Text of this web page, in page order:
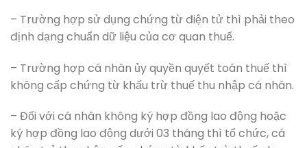
– Trường hợp sử dụng chứng từ điện tử thì phải theo
định dạng chuẩn dữ liệu của cơ quan thuế.
– Trường hợp cá nhân ủy quyền quyết toán thuế thì
không cấp chứng từ khấu trừ thuế thu nhập cá nhân.
– Đối với cá nhân không ký hợp đồng lao động hoặc
ký hợp đồng lao động dưới 03 tháng thì tổ chức, cá